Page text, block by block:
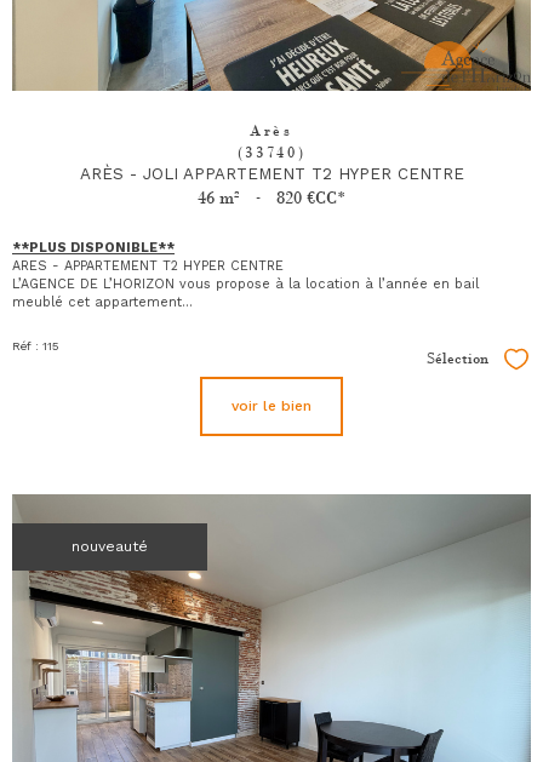
Arès
(33740)
ARÈS - JOLI APPARTEMENT T2 HYPER CENTRE
46 m² - 820 €CC*
**PLUS DISPONIBLE**
ARES - APPARTEMENT T2 HYPER CENTRE
L’AGENCE DE L’HORIZON vous propose à la location à l’année en bail
meublé cet appartement...
Réf : 115
Sélection
voir le bien
nouveauté